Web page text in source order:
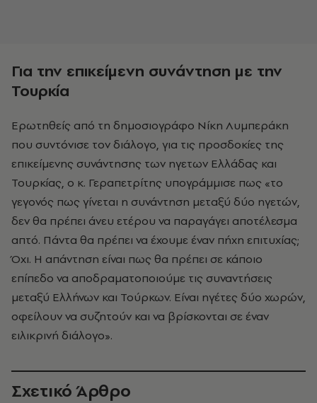
Για την επικείμενη συνάντηση με την
Τουρκία
Ερωτηθείς από τη δημοσιογράφο Νίκη Λυμπεράκη
που συντόνισε τον διάλογο, για τις προσδοκίες της
επικείμενης συνάντησης των ηγετων Ελλάδας και
Τουρκίας, ο κ. Γεραπετρίτης υπογράμμισε πως «το
γεγονός πως γίνεται η συνάντηση μεταξύ δύο ηγετών,
δεν θα πρέπει άνευ ετέρου να παραγάγει αποτέλεσμα
απτό. Πάντα θα πρέπει να έχουμε έναν πήχη επιτυχίας;
Όχι. Η απάντηση είναι πως θα πρέπει σε κάποιο
επίπεδο να αποδραματοποιούμε τις συναντήσεις
μεταξύ Ελλήνων και Τούρκων. Είναι ηγέτες δύο χωρών,
οφείλουν να συζητούν και να βρίσκονται σε έναν
ειλικρινή διάλογο».
Σχετικό Άρθρο